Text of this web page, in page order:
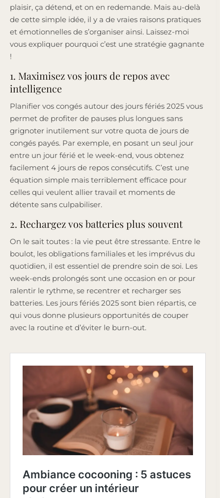
plaisir, ça détend, et on en redemande. Mais au-delà
de cette simple idée, il y a de vraies raisons pratiques
et émotionnelles de s’organiser ainsi. Laissez-moi
vous expliquer pourquoi c’est une stratégie gagnante
!
1. Maximisez vos jours de repos avec
intelligence
Planifier vos congés autour des jours fériés 2025 vous
permet de profiter de pauses plus longues sans
grignoter inutilement sur votre quota de jours de
congés payés. Par exemple, en posant un seul jour
entre un jour férié et le week-end, vous obtenez
facilement 4 jours de repos consécutifs. C’est une
équation simple mais terriblement efficace pour
celles qui veulent allier travail et moments de
détente sans culpabiliser.
2. Rechargez vos batteries plus souvent
On le sait toutes : la vie peut être stressante. Entre le
boulot, les obligations familiales et les imprévus du
quotidien, il est essentiel de prendre soin de soi. Les
week-ends prolongés sont une occasion en or pour
ralentir le rythme, se recentrer et recharger ses
batteries. Les jours fériés 2025 sont bien répartis, ce
qui vous donne plusieurs opportunités de couper
avec la routine et d’éviter le burn-out.